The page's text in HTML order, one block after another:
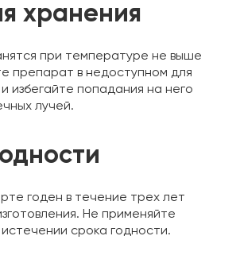
хранения
при температуре не выше
препарат в недоступном для
избегайте попадания на него
лучей.
годен в течение трех лет
Не применяйте
срока годности.